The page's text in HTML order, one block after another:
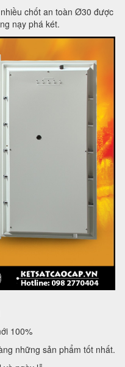
chốt an toàn Ø30 được
nạy phá két.
100%
những sản phẩm tốt nhất.